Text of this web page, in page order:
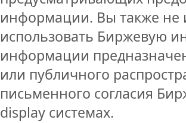
информации. Вы также не
использовать Биржевую
информации
или публичного
письменного согласия
display системах.